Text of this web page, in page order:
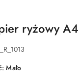
ryżowy
Mało